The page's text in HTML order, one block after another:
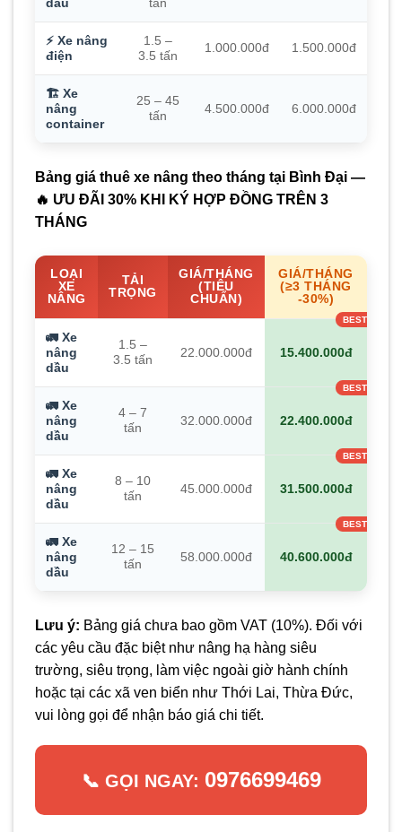
dầu
tấn
⚡ Xe nâng
điện
1.5 –
3.5 tấn
1.000.000đ 1.500.000đ
🏗️ Xe
nâng
container
25 – 45
tấn
4.500.000đ 6.000.000đ
Bảng giá thuê xe nâng theo tháng tại Bình Đại —
🔥 ƯU ĐÃI 30% KHI KÝ HỢP ĐỒNG TRÊN 3
THÁNG
LOẠI
XE
NÂNG
TẢI
TRỌNG
GIÁ/THÁNG
(TIÊU
CHUẨN)
GIÁ/THÁNG
(≥3 THÁNG
-30%)
🚛 Xe
nâng
dầu
1.5 –
3.5 tấn
22.000.000đ 15.400.000đ
🚛 Xe
nâng
dầu
4 – 7
tấn
32.000.000đ 22.400.000đ
🚛 Xe
nâng
dầu
8 – 10
tấn
45.000.000đ 31.500.000đ
🚛 Xe
nâng
dầu
12 – 15
tấn
58.000.000đ 40.600.000đ
Lưu ý: Bảng giá chưa bao gồm VAT (10%). Đối với
các yêu cầu đặc biệt như nâng hạ hàng siêu
trường, siêu trọng, làm việc ngoài giờ hành chính
hoặc tại các xã ven biển như Thới Lai, Thừa Đức,
vui lòng gọi để nhận báo giá chi tiết.
📞 GỌI NGAY: 0976699469